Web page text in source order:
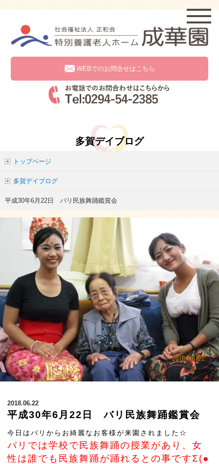
WEBでのお問合せはこちら
多賀デイブログ
トップページ
多賀デイブログ
平成30年6月22日 バリ民族舞踊鑑賞会
2018.06.22
平成30年6月22日 バリ民族舞踊鑑賞会
今日はバリからお綺麗なお客様が来園されました☆
バリでは学校で民族舞踊の授業があり、女
性は誰でも民族舞踊が踊れるとの事ですΣ(●